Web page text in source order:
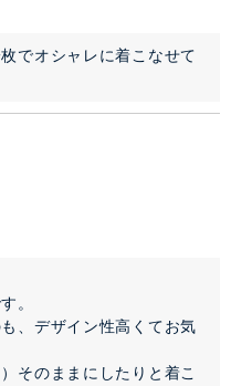
でオシャレに着こなせて
。
、デザイン性高くてお気
そのままにしたりと着こ